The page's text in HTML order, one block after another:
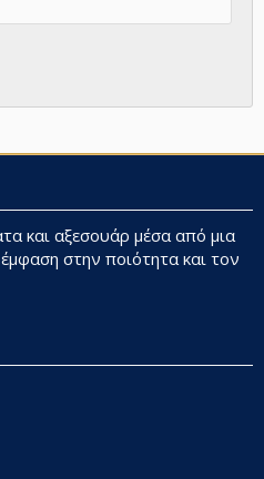
και αξεσουάρ μέσα από μια
στην ποιότητα και τον